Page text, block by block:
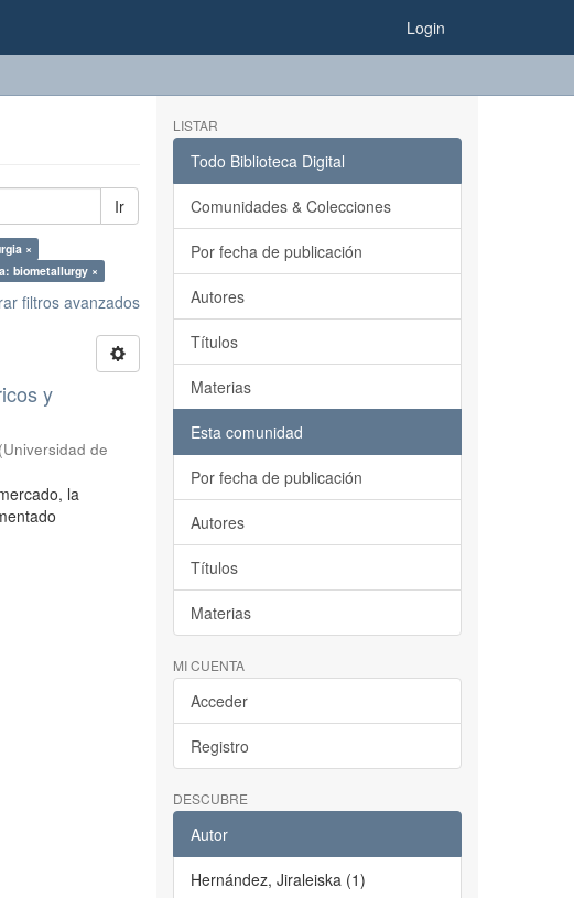
Login
Ir
×
biometallurgy ×
filtros avanzados
y
(Universidad de
la
LISTAR
Todo Biblioteca Digital
Comunidades & Colecciones
Por fecha de publicación
Autores
Títulos
Materias
Esta comunidad
Por fecha de publicación
Autores
Títulos
Materias
MI CUENTA
Acceder
Registro
DESCUBRE
Autor
Hernández, Jiraleiska (1)